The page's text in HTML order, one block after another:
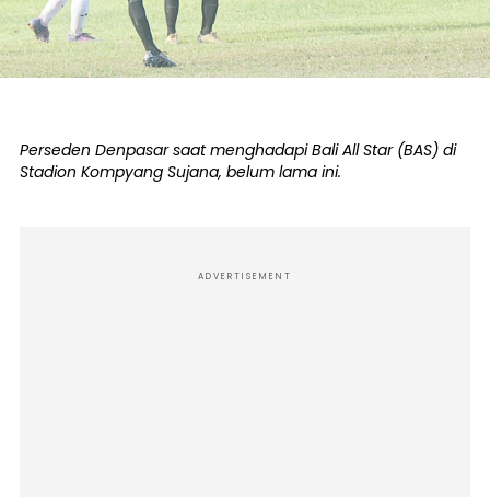
Perseden Denpasar saat menghadapi Bali All Star (BAS) di
Stadion Kompyang Sujana, belum lama ini.
ADVERTISEMENT